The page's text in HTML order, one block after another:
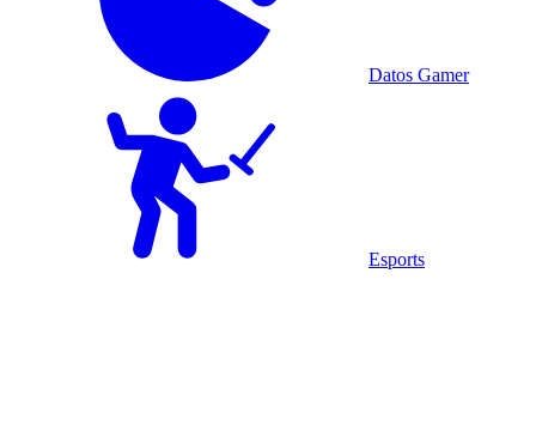
Datos Gamer
Esports